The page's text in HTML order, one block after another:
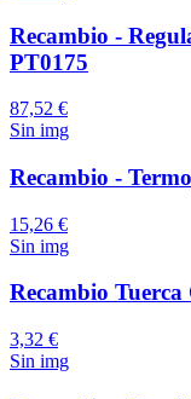
Recambio -
PT0175
87,52 €
Sin img
Recambio -
15,26 €
Sin img
Recambio
3,32 €
Sin img